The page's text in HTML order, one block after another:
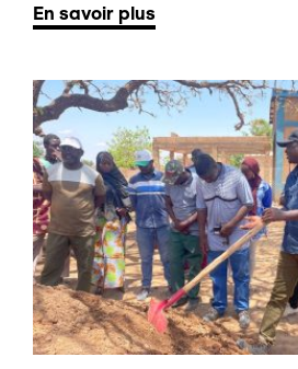
En savoir plus